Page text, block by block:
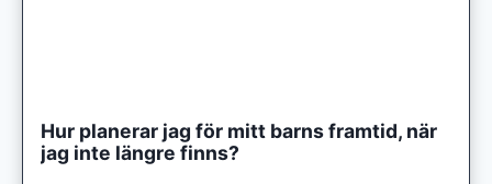
Hur planerar jag för mitt barns framtid, när
jag inte längre finns?